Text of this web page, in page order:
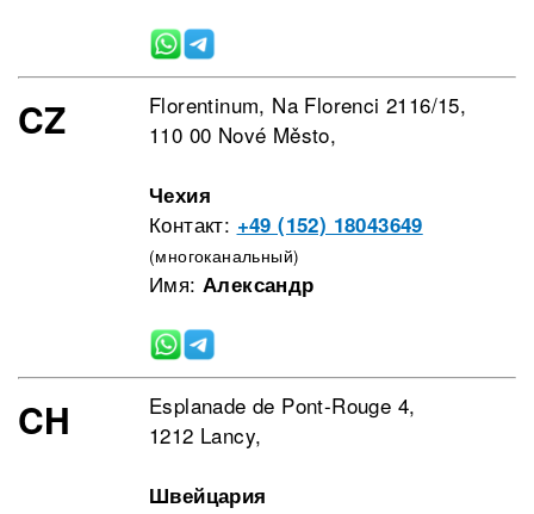
CZ
Florentinum, Na Florenci 2116/15,
110 00 Nové Město,
Чехия
Контакт: +49 (152) 18043649
(многоканальный)
Имя: Александр
CH
Esplanade de Pont-Rouge 4,
1212 Lancy,
Швейцария